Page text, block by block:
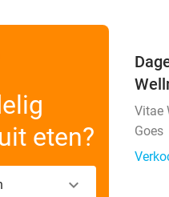
eten?
Vitae
Goes